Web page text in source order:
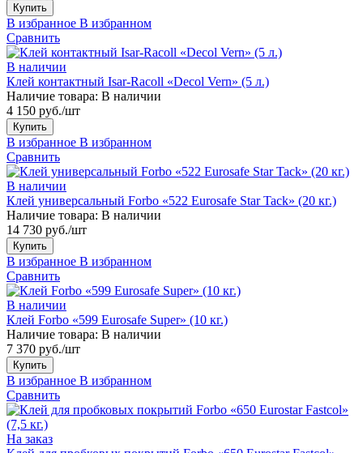
Купить
В избранное В избранном
Сравнить
В наличии
Клей контактный Isar-Racoll «Decol Vern» (5 л.)
Наличие товара: В наличии
4 150 руб./шт
Купить
В избранное В избранном
Сравнить
В наличии
Клей универсальный Forbo «522 Eurosafe Star Tack» (20 кг.)
Наличие товара: В наличии
14 730 руб./шт
Купить
В избранное В избранном
Сравнить
В наличии
Клей Forbo «599 Eurosafe Super» (10 кг.)
Наличие товара: В наличии
7 370 руб./шт
Купить
В избранное В избранном
Сравнить
На заказ